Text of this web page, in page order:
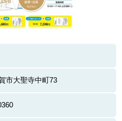
市大聖寺中町73